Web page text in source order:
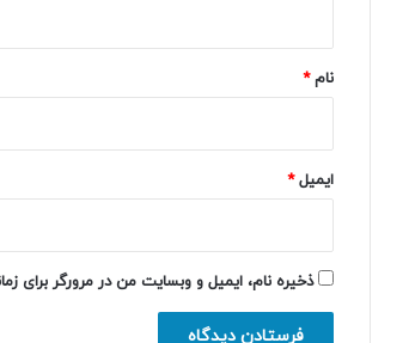
نام*
ایمیل*
ذخیره نام، ایمیل و وبسایت من در مرورگر برای